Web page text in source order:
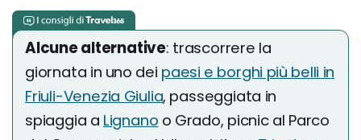
Alcune alternative: trascorrere la
giornata in uno dei paesi e borghi più belli in
Friuli-Venezia Giulia, passeggiata in
spiaggia a Lignano o Grado, picnic al Parco